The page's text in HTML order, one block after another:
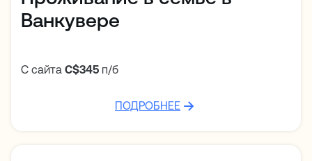
Ванкувере
С сайта C$345 п/б
ПОДРОБНЕЕ